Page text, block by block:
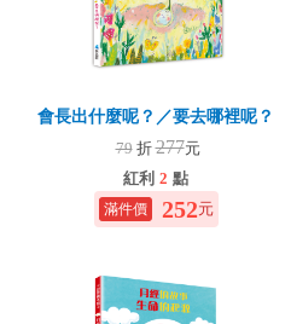
會長出什麼呢？／要去哪裡呢？
79 折277元
紅利 2 點
252元